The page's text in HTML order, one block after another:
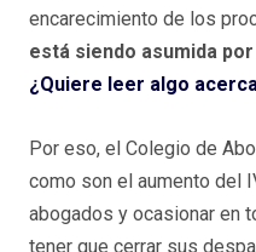
encarecimiento de los
está siendo asumida
¿Quiere leer algo
Por eso, el Colegio de
como son el aumento del
abogados y ocasionar en
tener que cerrar sus